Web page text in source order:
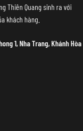
Thiên Quang sinh ra với
khách hàng.
1, Nha Trang, Khánh Hòa